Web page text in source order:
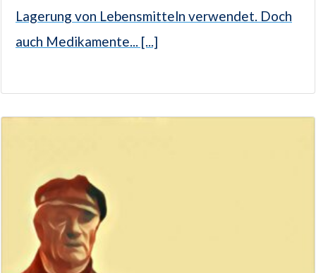
Lagerung von Lebensmitteln verwendet. Doch
auch Medikamente... [...]